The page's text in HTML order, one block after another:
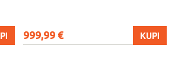
999,99 € KUPI